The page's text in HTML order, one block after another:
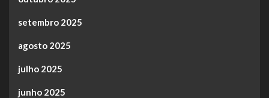
setembro 2025
agosto 2025
julho 2025
junho 2025